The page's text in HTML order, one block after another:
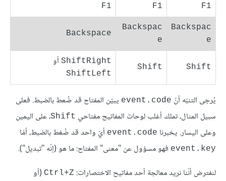
F1
F1
F1
Backspac
e
Backspac
e
Backspace
Shift
Shift
ShiftRight أو
ShiftLeft
يُرجى التنبّه أنّ event.code يبيّن المفتاح قد ضُعط بالضبط. فعلى
سبيل المثال، تملك أغلب لوحات المفاتيح مفتاحي Shift، على اليمين
وعلى اليسار. يخبرنا event.code أيّ واحد قد ضُغط بالضبط، أمّا
event.key فهو مسؤول عن "معنى" المفتاح: ما هو (إنّه "تبديل").
لنفترض أنّنا نريد معالجة أحد مفاتيح الاختصارات: Ctrl+Z (أو